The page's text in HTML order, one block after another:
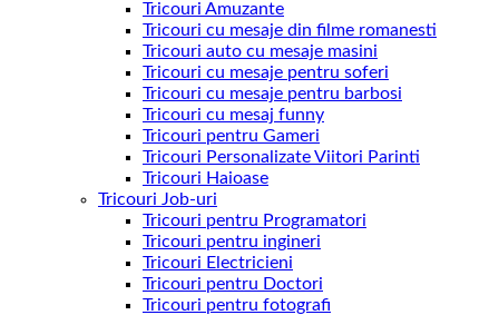
Tricouri Amuzante
Tricouri cu mesaje din filme romanesti
Tricouri auto cu mesaje masini
Tricouri cu mesaje pentru soferi
Tricouri cu mesaje pentru barbosi
Tricouri cu mesaj funny
Tricouri pentru Gameri
Tricouri Personalizate Viitori Parinti
Tricouri Haioase
Tricouri Job-uri
Tricouri pentru Programatori
Tricouri pentru ingineri
Tricouri Electricieni
Tricouri pentru Doctori
Tricouri pentru fotografi